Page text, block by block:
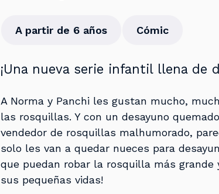
A partir de 6 años Cómic
¡Una nueva serie infantil llena de
A Norma y Panchi les gustan mucho,
las rosquillas. Y con un desayuno
vendedor de rosquillas malhumorado,
solo les van a quedar nueces para
que puedan robar la rosquilla más grande
sus pequeñas vidas!